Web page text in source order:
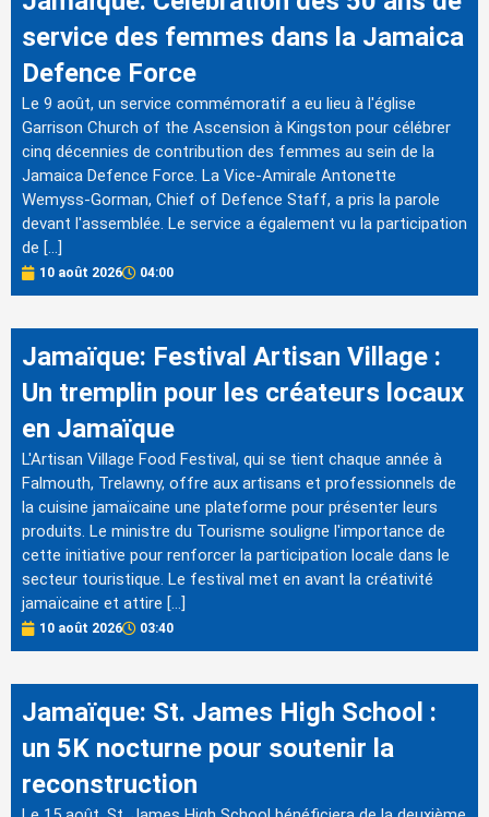
service des femmes dans la Jamaica
Defence Force
Le 9 août, un service commémoratif a eu lieu à l'église
Garrison Church of the Ascension à Kingston pour célébrer
cinq décennies de contribution des femmes au sein de la
Jamaica Defence Force. La Vice-Amirale Antonette
Wemyss-Gorman, Chief of Defence Staff, a pris la parole
devant l'assemblée. Le service a également vu la participation
de […]
10 août 2026 04:00
Jamaïque: Festival Artisan Village :
Un tremplin pour les créateurs locaux
en Jamaïque
L'Artisan Village Food Festival, qui se tient chaque année à
Falmouth, Trelawny, offre aux artisans et professionnels de
la cuisine jamaïcaine une plateforme pour présenter leurs
produits. Le ministre du Tourisme souligne l'importance de
cette initiative pour renforcer la participation locale dans le
secteur touristique. Le festival met en avant la créativité
jamaïcaine et attire […]
10 août 2026 03:40
Jamaïque: St. James High School :
un 5K nocturne pour soutenir la
reconstruction